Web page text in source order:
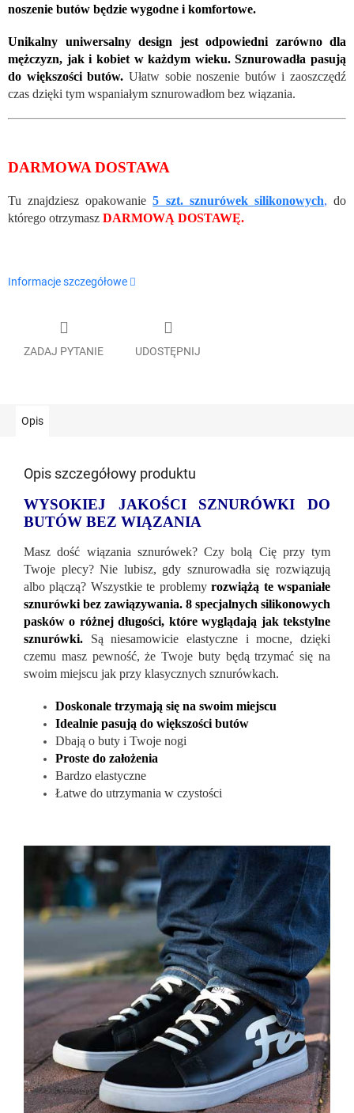
noszenie butów będzie wygodne i komfortowe.
Unikalny uniwersalny design jest odpowiedni zarówno dla
mężczyzn, jak i kobiet w każdym wieku. Sznurowadła pasują
do większości butów. Ułatw sobie noszenie butów i zaoszczędź
czas dzięki tym wspaniałym sznurowadłom bez wiązania.
DARMOWA DOSTAWA
Tu znajdziesz opakowanie5 szt. sznurówek silikonowych, do
którego otrzymasz DARMOWĄ DOSTAWĘ.
Informacje szczegółowe
ZADAJ PYTANIE UDOSTĘPNIJ
Opis
Opis szczegółowy produktu
WYSOKIEJ JAKOŚCI SZNURÓWKI DO
BUTÓW BEZ WIĄZANIA
Masz dość wiązania sznurówek? Czy bolą Cię przy tym
Twoje plecy? Nie lubisz, gdy sznurowadła się rozwiązują
albo plączą? Wszystkie te problemyrozwiążą te wspaniałe
sznurówki bez zawiązywania. 8 specjalnych silikonowych
pasków o różnej długości, które wyglądają jak tekstylne
sznurówki. Są niesamowicie elastyczne i mocne, dzięki
czemu masz pewność, że Twoje buty będą trzymać się na
swoim miejscu jak przy klasycznych sznurówkach.
Doskonale trzymają się na swoim miejscu
Idealnie pasują do większości butów
Dbają o buty i Twoje nogi
Proste do założenia
Bardzo elastyczne
Łatwe do utrzymania w czystości